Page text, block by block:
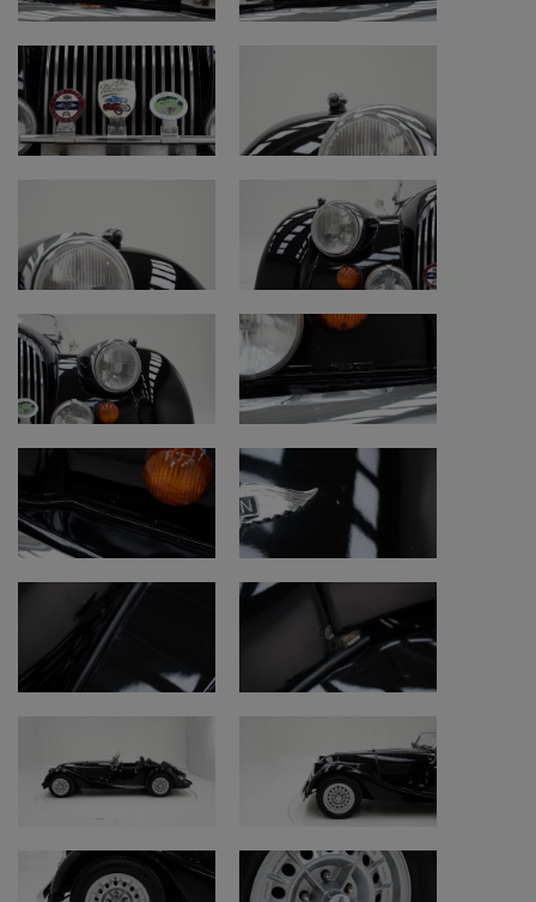
• Carrosserie: herlakt met sporen van gebruik
• Onderzijde: origineel en goed, eerlijke staat
• Banden: goede staat, gaan nog een paar
jaar mee
• Interieur, kap en tapijten: gerestaureerd
met sporen van gebruik
• Opmerking: kap verbeterd met stof in
plaats van kunststof
• Opmerking: kap in goede originele staat
• Controle chassisnummer: origineel en
leesbaar
stoel passagier
• Motorruimte: goede eerlijke staat
Motor en techniek
• Motor: goede eerlijke staat
• Vloeistoffen en onderhoud: goed
onderhouden
• Versnellingsbak: werkt goed
• Remmen: werken goed
• Handrem: werkt goed